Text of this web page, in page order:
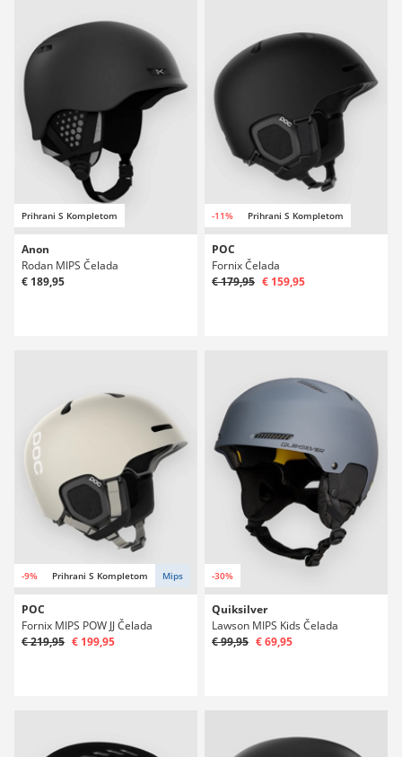
Prihrani S Kompletom
Anon
Rodan MIPS Čelada
€ 189,95
-11% Prihrani S Kompletom
POC
Fornix Čelada
€ 179,95 € 159,95
-9% Prihrani S Kompletom Mips
POC
Fornix MIPS POW JJ Čelada
€ 219,95 € 199,95
-30%
Quiksilver
Lawson MIPS Kids Čelada
€ 99,95 € 69,95